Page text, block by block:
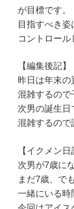
が目標です。
目指すべき
コントロール
【編集後記】
昨日は年末の
混雑するので
次男の誕生日
混雑するので
【イクメン日
次男が7歳に
まだ7歳、で
一緒にいる時